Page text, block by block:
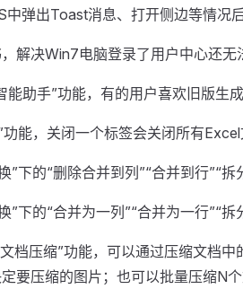
中弹出Toast消息、打开侧边等情况
解决Win7电脑登录了用户中心还无
能助手”功能，有的用户喜欢旧版生
能，关闭一个标签会关闭所有
”下的“删除合并到列”“合并到行”“
”下的“合并为一列”“合并为一行”“
档压缩”功能，可以通过压缩文档
要压缩的图片；也可以批量压缩N